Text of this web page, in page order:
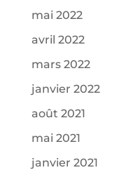
mai 2022
avril 2022
mars 2022
janvier 2022
août 2021
mai 2021
janvier 2021